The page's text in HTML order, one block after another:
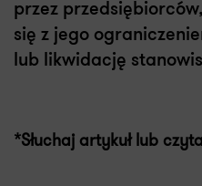
przez
się z jego
lub likwidację
*Słuchaj artykuł lub